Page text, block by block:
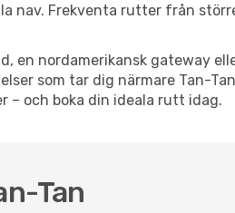
nav. Frekventa rutter från
en nordamerikansk gateway
som tar dig närmare Tan-
– och boka din ideala rutt idag.
Tan